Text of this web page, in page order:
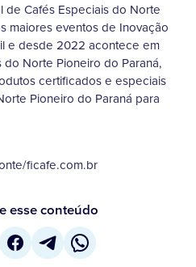
de Cafés Especiais do Norte
maiores eventos de Inovação
e desde 2022 acontece em
Norte Pioneiro do Paraná,
certificados e especiais
Pioneiro do Paraná para
ficafe.com.br
esse conteúdo